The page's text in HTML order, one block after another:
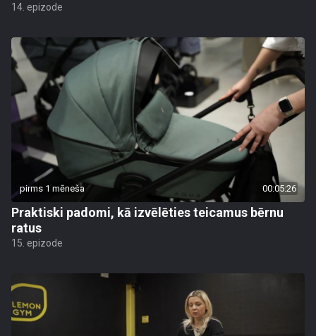
14. epizode
pirms 1 mēneša 00:05:26
Praktiski padomi, kā izvēlēties teicamus bērnu
ratus
15. epizode